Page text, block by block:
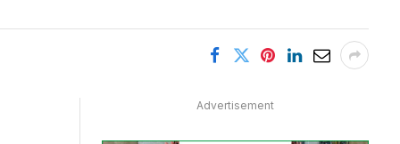
Advertisement